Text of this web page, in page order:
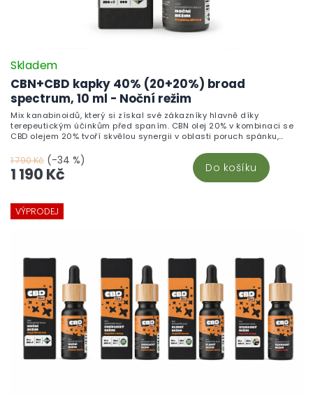
CBN+CBD kapky 40% (20+20%) broad
spectrum, 10 ml - Noční režim
Skladem
1 790 Kč (-34 %)
1 190 Kč Do košíku
Mix kanabinoidů, který si získal své zákazníky hlavně díky
terepeutickým účinkům před spaním. CBN olej 20% v kombinaci se
CBD olejem 20% tvoří skvělou synergii v oblasti poruch spánku,
spánkového cyklu a bolesti. CBN a CBD broad spectrum extrakt je
smíchán se za studena lisovaným konopným olejem, který pomůže
s více než jedním problémem.
VÝPRODEJ